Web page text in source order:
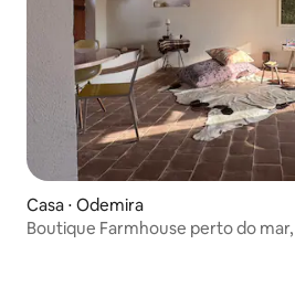
Casa ⋅ Odemira
Boutique Farmhouse perto do